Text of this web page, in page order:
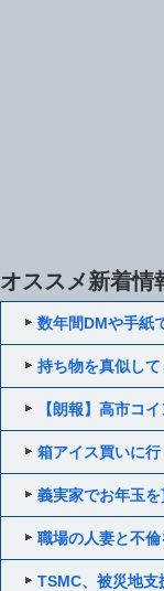
オススメ新着情
数年間DMや手紙
持ち物を真似し
【朗報】高市コ
箱アイス買いに
義実家でお年玉
職場の人妻と不倫
TSMC、被災地